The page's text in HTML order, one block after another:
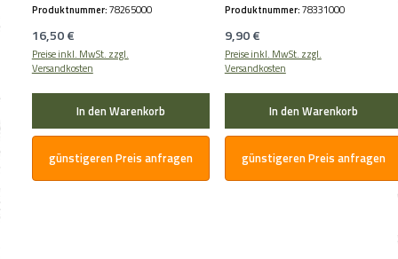
Produktnummer:78265000
Regulärer Preis:
16,50 €
Preise inkl. MwSt. zzgl.
Versandkosten
In den Warenkorb
günstigeren Preis anfragen
Produktnummer:78331000
Regulärer Preis:
9,90 €
Preise inkl. MwSt. zzgl.
Versandkosten
In den Warenkorb
günstigeren Preis anfragen